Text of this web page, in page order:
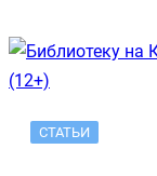
СТАТЬИ